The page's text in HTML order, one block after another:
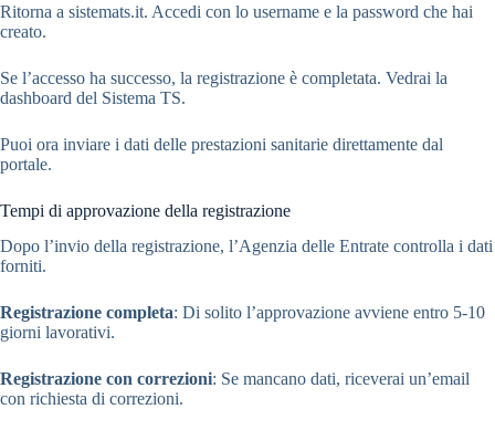
Ritorna a sistemats.it. Accedi con lo username e la password che hai
creato.
Se l’accesso ha successo, la registrazione è completata. Vedrai la
dashboard del Sistema TS.
Puoi ora inviare i dati delle prestazioni sanitarie direttamente dal
portale.
Tempi di approvazione della registrazione
Dopo l’invio della registrazione, l’Agenzia delle Entrate controlla i dati
forniti.
Registrazione completa: Di solito l’approvazione avviene entro 5-10
giorni lavorativi.
Registrazione con correzioni: Se mancano dati, riceverai un’email
con richiesta di correzioni.